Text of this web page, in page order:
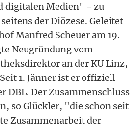
digitalen Medien" - zu
der Diözese. Geleitet
Manfred Scheuer am 19.
Neugründung vom
an der KU Linz,
1. Jänner ist er offiziell
DBL. Der Zusammenschluss
so Glückler, "die schon seit
Zusammenarbeit der